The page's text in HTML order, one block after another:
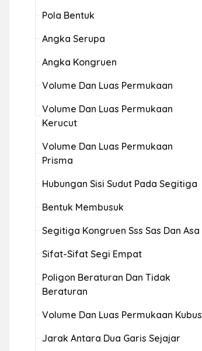
Pola Bentuk
Angka Serupa
Angka Kongruen
Volume Dan Luas Permukaan
Volume Dan Luas Permukaan
Kerucut
Volume Dan Luas Permukaan
Prisma
Hubungan Sisi Sudut Pada Segitiga
Bentuk Membusuk
Segitiga Kongruen Sss Sas Dan Asa
Sifat-Sifat Segi Empat
Poligon Beraturan Dan Tidak
Beraturan
Volume Dan Luas Permukaan Kubus
Jarak Antara Dua Garis Sejajar